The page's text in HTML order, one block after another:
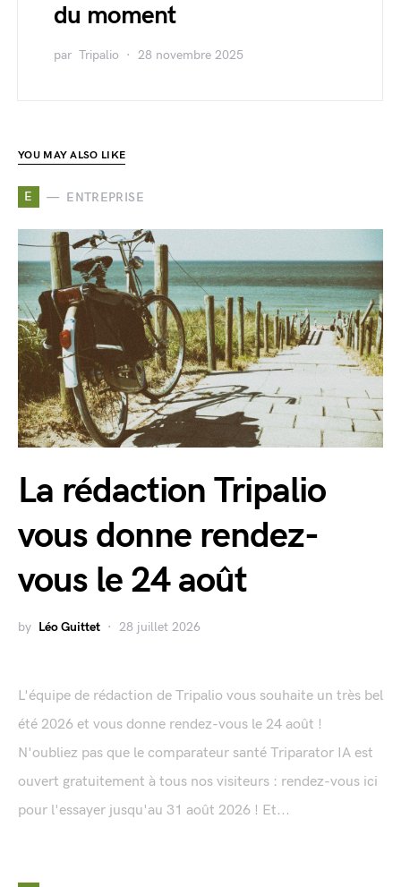
du moment
par Tripalio 28 novembre 2025
YOU MAY ALSO LIKE
E ENTREPRISE
La rédaction Tripalio
vous donne rendez-
vous le 24 août
by Léo Guittet 28 juillet 2026
L'équipe de rédaction de Tripalio vous souhaite un très bel
été 2026 et vous donne rendez-vous le 24 août !
N'oubliez pas que le comparateur santé Triparator IA est
ouvert gratuitement à tous nos visiteurs : rendez-vous ici
pour l'essayer jusqu'au 31 août 2026 ! Et...